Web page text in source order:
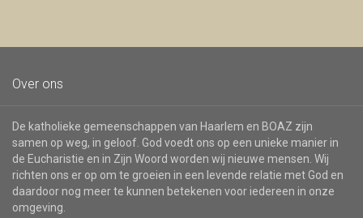
Over ons
De katholieke gemeenschappen van Haarlem en BOAZ zijn
samen op weg, in geloof. God voedt ons op een unieke manier in
de Eucharistie en in Zijn Woord worden wij nieuwe mensen. Wij
richten ons er op om te groeien in een levende relatie met God en
daardoor nog meer te kunnen betekenen voor iedereen in onze
omgeving.